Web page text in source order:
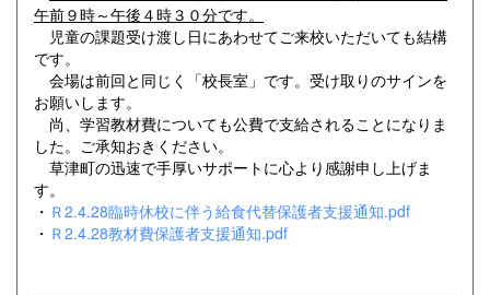
午前９時～午後４時３０分です。
児童の課題受け渡し日にあわせてご来校いただいても結構
です。
会場は前回と同じく「校長室」です。受け取りのサインを
お願いします。
尚、学習教材費についても公費で支給されることになりま
した。ご承知おきください。
草津町の迅速で手厚いサポートに心より感謝申し上げま
す。
・ Ｒ2.4.28臨時休校に伴う給食代替保護者支援通知.pdf
・ Ｒ2.4.28教材費保護者支援通知.pdf